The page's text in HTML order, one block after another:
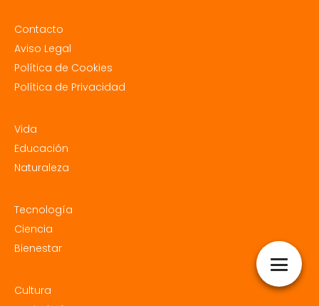
Contacto
Aviso Legal
Política de Cookies
Política de Privacidad
Vida
Educación
Naturaleza
Tecnología
Ciencia
Bienestar
Cultura